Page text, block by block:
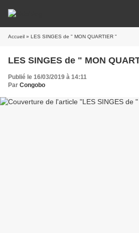
Accueil » LES SINGES de " MON QUARTIER "
LES SINGES de " MON
Publié le 16/03/2019 à 14:11
Par Congobo